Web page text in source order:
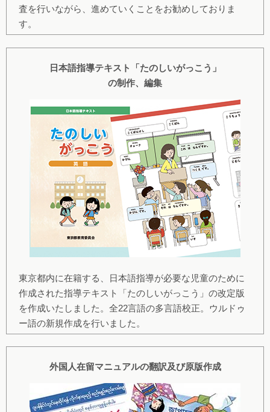
査を行いながら、進めていくことをお勧めしておりま
す。
日本語指導テキスト「たのしいがっこう」
の制作、編集
東京都内に在籍する、日本語指導が必要な児童のために
作成された指導テキスト「たのしいがっこう」の改定版
を作成いたしました。全22言語の多言語校正。ウルドゥ
ー語の新規作成を行いました。
外国人在留マニュアルの翻訳及び原版作成